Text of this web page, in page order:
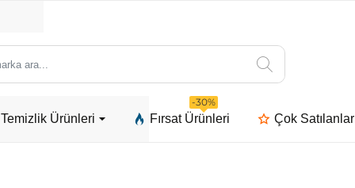
Temizlik Ürünleri Fırsat Ürünleri
-30%
Çok Satılanlar